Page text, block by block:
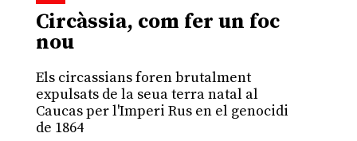
Circàssia, com fer un foc
nou
Els circassians foren brutalment
expulsats de la seua terra natal al
Caucas per l'Imperi Rus en el genocidi
de 1864